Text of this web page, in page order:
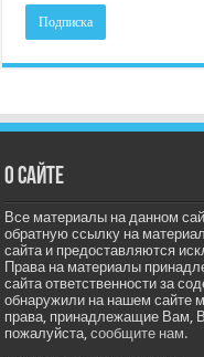
О сайте
Все материалы на данном
обратную ссылку на
сайта и предоставляются
Права на материалы
сайта ответственности за
обнаружили на нашем сайте
права, принадлежащие Вам,
пожалуйста,сообщите нам.